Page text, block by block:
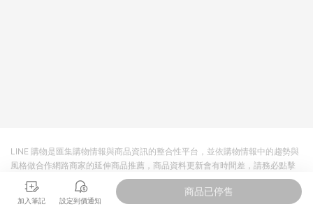
加入筆記 設定到價通知
商品已停售
LINE 購物是匯集購物情報與商品資訊的整合性平台，並依購物情報中的趨勢與
風格做合作網路商家的延伸商品推薦，商品資料更新會有時間差，請務必點擊
商品至各合作網路商家，確認現售價與購物條件，一切資訊以合作廠商網頁為
準。